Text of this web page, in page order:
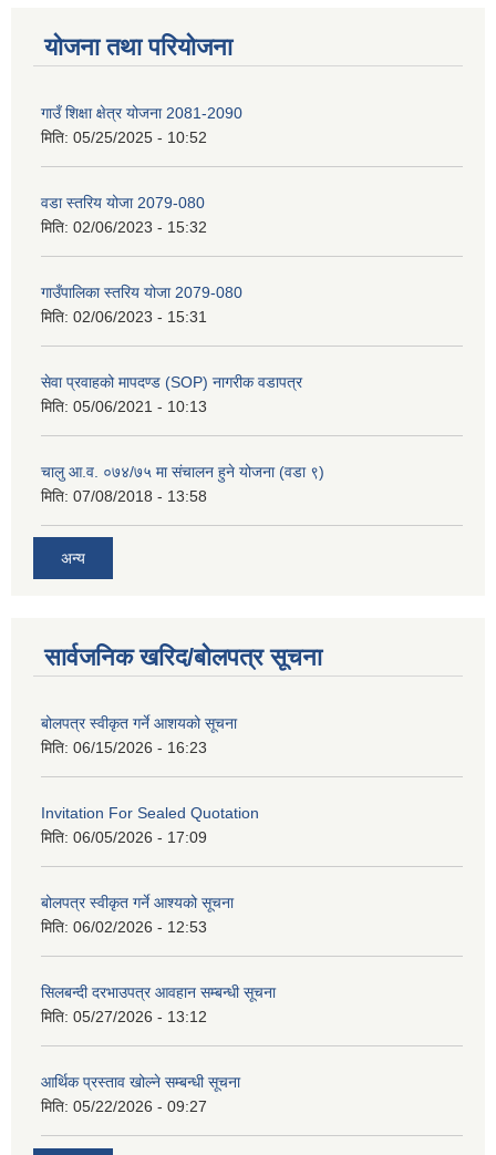
योजना तथा परियोजना
गाउँ शिक्षा क्षेत्र योजना 2081-2090
मिति: 05/25/2025 - 10:52
वडा स्तरिय योजा 2079-080
मिति: 02/06/2023 - 15:32
गाउँपालिका स्तरिय योजा 2079-080
मिति: 02/06/2023 - 15:31
सेवा प्रवाहको मापदण्ड (SOP) नागरीक वडापत्र
मिति: 05/06/2021 - 10:13
चालु आ.व. ०७४/७५ मा संचालन हुने योजना (वडा ९)
मिति: 07/08/2018 - 13:58
अन्य
सार्वजनिक खरिद/बोलपत्र सूचना
बोलपत्र स्वीकृत गर्ने आशयको सूचना
मिति: 06/15/2026 - 16:23
Invitation For Sealed Quotation
मिति: 06/05/2026 - 17:09
बोलपत्र स्वीकृत गर्ने आश्यको सूचना
मिति: 06/02/2026 - 12:53
सिलबन्दी दरभाउपत्र आवहान सम्बन्धी सूचना
मिति: 05/27/2026 - 13:12
आर्थिक प्रस्ताव खोल्ने सम्बन्धी सूचना
मिति: 05/22/2026 - 09:27